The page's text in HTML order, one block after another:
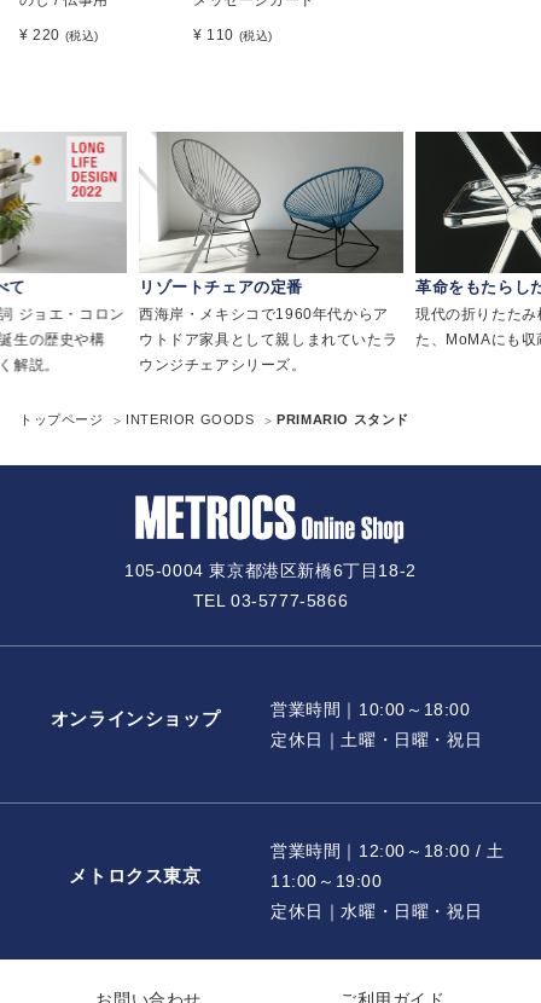
¥ 220 (税込) ¥ 110 (税込)
て
ジョエ・コロン
生の歴史や構
解説。
リゾートチェアの定番
西海岸・メキシコで1960年代からア
ウトドア家具として親しまれていたラ
ウンジチェアシリーズ。
革命をもたらし
現代の折りたた
た、MoMAにも収
トップページ INTERIOR GOODS PRIMARIO スタンド
105-0004 東京都港区新橋6丁目18-2
TEL 03-5777-5866
オンラインショップ
営業時間｜10:00～18:00
定休日｜土曜・日曜・祝日
メトロクス東京
営業時間｜12:00～18:00 / 土
11:00～19:00
定休日｜水曜・日曜・祝日